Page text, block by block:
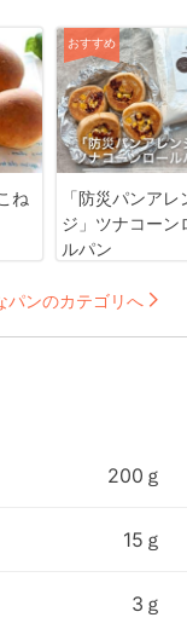
ね
おすすめ
「防災パンアレ
ジ」ツナコーン
ルパン
パンのカテゴリへ
200ｇ
15ｇ
3ｇ